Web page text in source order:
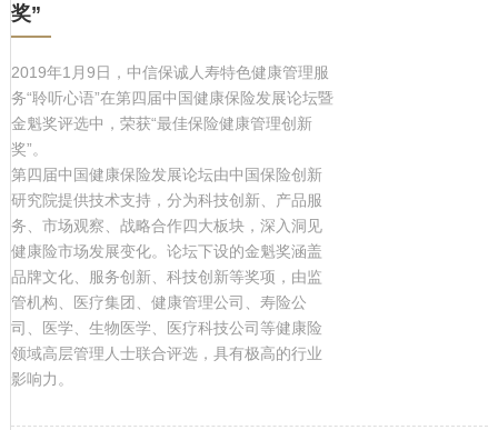
奖”
2019年1月9日，中信保诚人寿特色健康管理服
务“聆听心语”在第四届中国健康保险发展论坛暨
金魁奖评选中，荣获“最佳保险健康管理创新
奖”。
第四届中国健康保险发展论坛由中国保险创新
研究院提供技术支持，分为科技创新、产品服
务、市场观察、战略合作四大板块，深入洞见
健康险市场发展变化。论坛下设的金魁奖涵盖
品牌文化、服务创新、科技创新等奖项，由监
管机构、医疗集团、健康管理公司、寿险公
司、医学、生物医学、医疗科技公司等健康险
领域高层管理人士联合评选，具有极高的行业
影响力。